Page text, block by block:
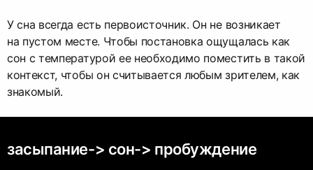
У сна всегда есть первоисточник. Он не возникает
на пустом месте. Чтобы постановка ощущалась как
сон с температурой ее необходимо поместить в такой
контекст, чтобы он считывается любым зрителем, как
знакомый.
засыпание-> сон-> пробуждение